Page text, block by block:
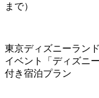
まで）
東京ディズニーラン
イベント「ディズニ
付き宿泊プラン